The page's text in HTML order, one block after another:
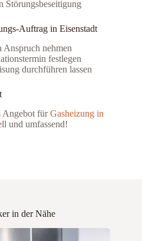
Störungsbeseitigung
Auftrag in Eisenstadt
Anspruch nehmen
festlegen
durchführen lassen
Angebot fürGasheizung in
und umfassend!
in der Nähe